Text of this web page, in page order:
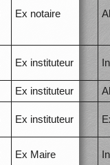
Ex notaire
Ex instituteur
Ex instituteur
Ex instituteur
Ex Maire